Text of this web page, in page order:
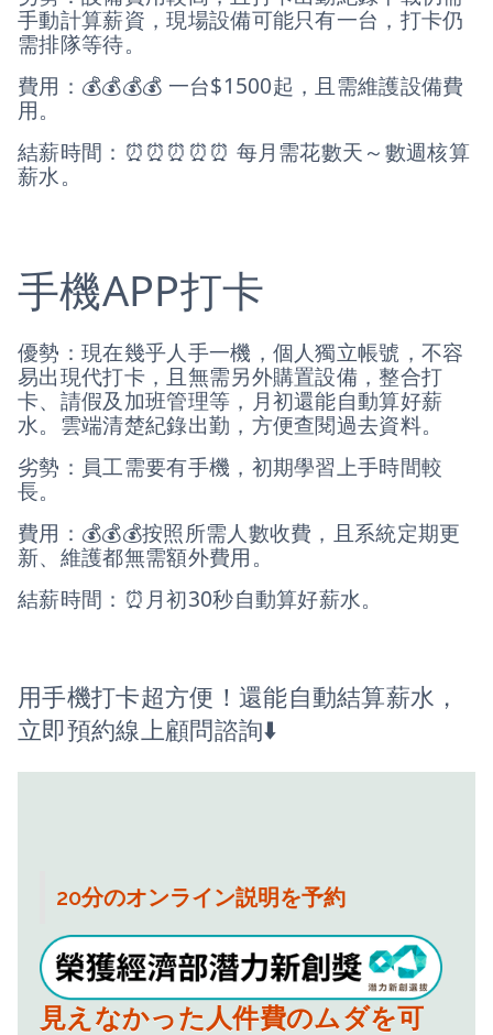
手動計算薪資，現場設備可能只有一台，打卡仍
需排隊等待。
費用：💰💰💰💰 一台$1500起，且需維護設備費
用。
結薪時間：⏰⏰⏰⏰⏰ 每月需花數天～數週核算
薪水。
手機APP打卡
優勢：現在幾乎人手一機，個人獨立帳號，不容
易出現代打卡，且無需另外購置設備，整合打
卡、請假及加班管理等，月初還能自動算好薪
水。雲端清楚紀錄出勤，方便查閱過去資料。
劣勢：員工需要有手機，初期學習上手時間較
長。
費用：💰💰💰按照所需人數收費，且系統定期更
新、維護都無需額外費用。
結薪時間：⏰月初30秒自動算好薪水。
用手機打卡超方便！還能自動結算薪水，
立即預約線上顧問諮詢⬇️
20分のオンライン説明を予約
人事管理を仕組みに任せ、現場
の手間と不安を減らします。
見えなかった人件費のムダを可